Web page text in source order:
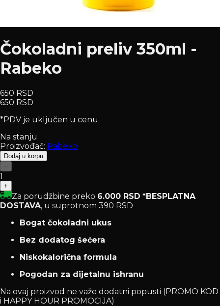
Čokoladni preliv 350ml -
Rabeko
650 RSD
650 RSD
*PDV je uključen u cenu
Na stanju
Proizvođač: Rabeko
Dodaj u korpu
−
1
+
Za porudžbine preko 6.000 RSD *BESPLATNA
DOSTAVA, u suprotnom 390 RSD
Bogat čokoladni ukus
Bez dodatog šećera
Niskokalorična formula
Pogodan za dijetalnu ishranu
Na ovaj proizvod ne važe dodatni popusti (PROMO KOD
i HAPPY HOUR PROMOCIJA)